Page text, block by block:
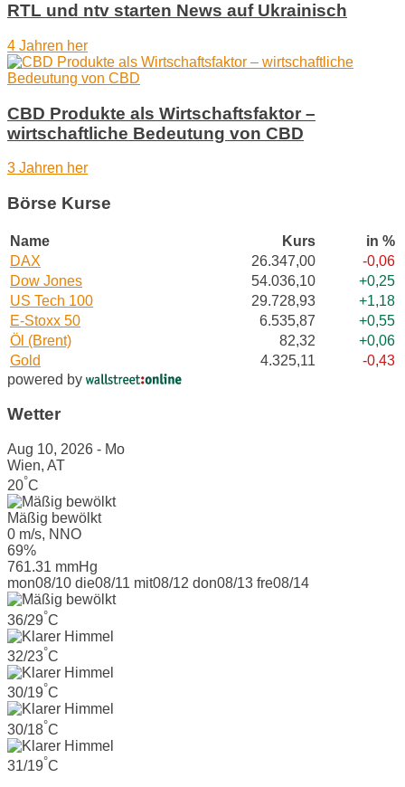
RTL und ntv starten News auf Ukrainisch
4 Jahren her
CBD Produkte als Wirtschaftsfaktor –
wirtschaftliche Bedeutung von CBD
3 Jahren her
Börse Kurse
Name Kurs
in %
DAX
26.347,00
-0,06
Dow Jones
54.036,10
+0,25
US Tech 100
29.728,93
+1,18
E-Stoxx 50
6.535,87
+0,55
Öl (Brent)
82,32
+0,06
Gold
4.325,11
-0,43
powered by
Wetter
Aug 10, 2026 - Mo
Wien, AT
20°C
Mäßig bewölkt
0 m/s, NNO
69%
761.31 mmHg
mon08/10 die08/11 mit08/12 don08/13 fre08/14
36/29°C
32/23°C
30/19°C
30/18°C
31/19°C